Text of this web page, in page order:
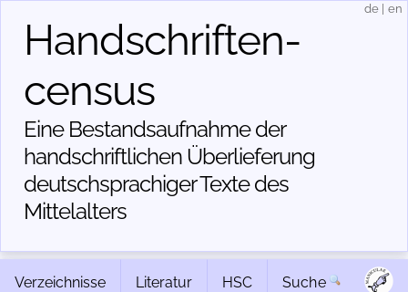
Handschriften­
census
Eine Bestandsaufnahme der
handschriftlichen Über­lieferung
deutschsprachiger Texte des
Mittelalters
de en
Verzeichnisse Literatur HSC Suche